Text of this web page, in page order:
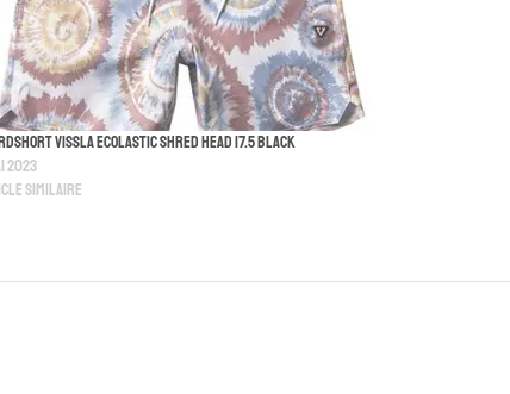
Vissla Ecolastic Shred Head 17.5 Black
2023
similaire